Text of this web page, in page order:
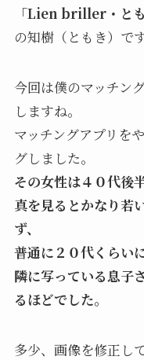
「Lien briller・とも
の知樹（ともき）です
今回は僕のマッチン
しますね。
マッチングアプリを
グしました。
その女性は４０代後
真を見るとかなり若
ず、
普通に２０代くらい
隣に写っている息子
るほどでした。
多少、画像を修正し